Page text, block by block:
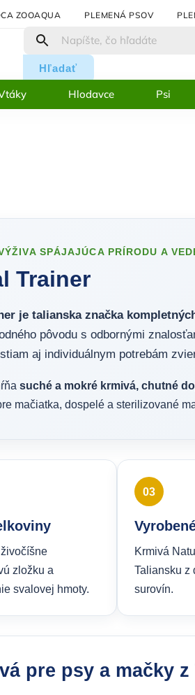
ZOOAQUA PLEMENÁ PSOV
Hľadať
Hlodavce Psi
SPÁJAJÚCA PRÍRODU A
Trainer
je talianska značka
pôvodu s odbornými
aj individuálnym potrebám
suché a mokré krmivá, chutné
mačiatka, dospelé a sterilizované
zložku a
svalovej hmoty.
03
Krmivá
Taliansku z
surovín.
pre psy a mačky z